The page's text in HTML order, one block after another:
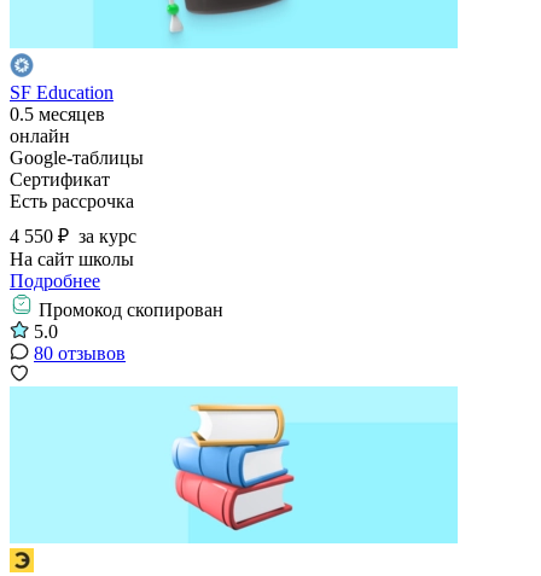
SF Education
0.5 месяцев
онлайн
Google-таблицы
Сертификат
Есть рассрочка
4 550 ₽ за курс
На сайт школы
Подробнее
Промокод скопирован
5.0
80 отзывов